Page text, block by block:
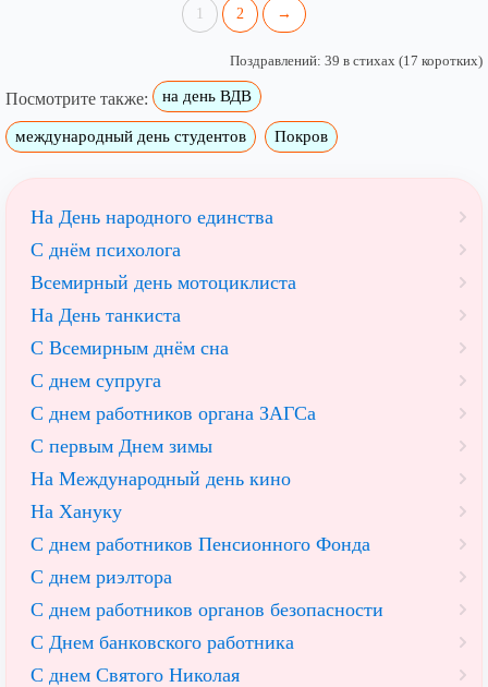
1 2 →
Поздравлений: 39 в стихах (17 коротких)
Посмотрите также: на день ВДВ
международный день студентов Покров
На День народного единства
С днём психолога
Всемирный день мотоциклиста
На День танкиста
С Всемирным днём сна
С днем супруга
С днем работников органа ЗАГСа
С первым Днем зимы
На Международный день кино
На Хануку
С днем работников Пенсионного Фонда
С днем риэлтора
С днем работников органов безопасности
С Днем банковского работника
С днем Святого Николая